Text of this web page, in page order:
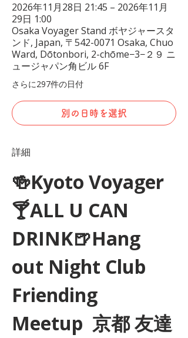
2026年11月28日 21:45 – 2026年11月
29日 1:00
Osaka Voyager Stand ボヤジャースタ
ンド, Japan, 〒542-0071 Osaka, Chuo
Ward, Dōtonbori, 2-chōme−3−２９ ニ
ュージャパン角ビル 6F
さらに297件の日付
別の日時を選択
詳細
🍻Kyoto Voyager
🍸ALL U CAN
DRINK🍺Hang
out Night Club
Friending
Meetup  京都 友達